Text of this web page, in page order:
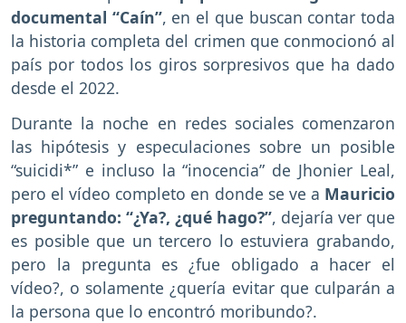
documental “Caín”, en el que buscan contar toda
la historia completa del crimen que conmocionó al
país por todos los giros sorpresivos que ha dado
desde el 2022.
Durante la noche en redes sociales comenzaron
las hipótesis y especulaciones sobre un posible
“suicidi*” e incluso la “inocencia” de Jhonier Leal,
pero el vídeo completo en donde se ve a Mauricio
preguntando: “¿Ya?, ¿qué hago?”, dejaría ver que
es posible que un tercero lo estuviera grabando,
pero la pregunta es ¿fue obligado a hacer el
vídeo?, o solamente ¿quería evitar que culparán a
la persona que lo encontró moribundo?.